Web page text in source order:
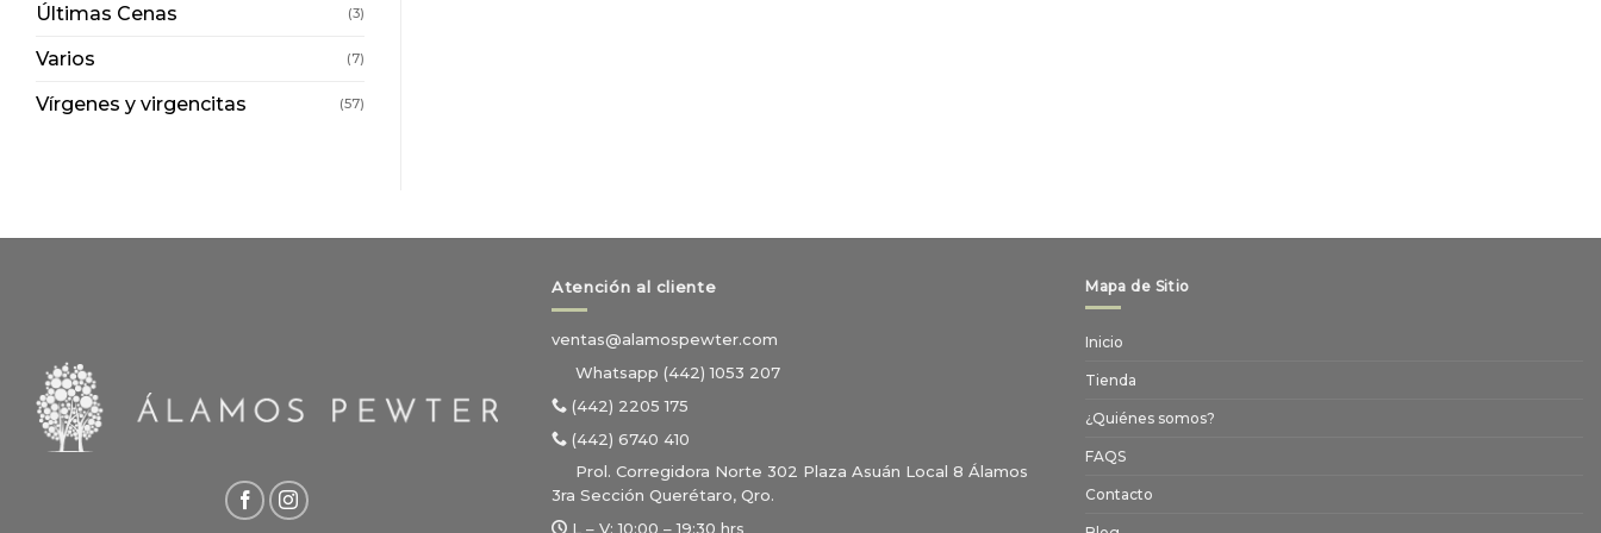
Últimas Cenas (3)
Varios (7)
Vírgenes y virgencitas (57)
Atención al cliente
ventas@alamospewter.com
Whatsapp (442) 1053 207
(442) 2205 175
(442) 6740 410
Prol. Corregidora Norte 302 Plaza Asuán Local 8 Álamos
3ra Sección Querétaro, Qro.
L – V: 10:00 – 19:30 hrs
Mapa de Sitio
Inicio
Tienda
¿Quiénes somos?
FAQS
Contacto